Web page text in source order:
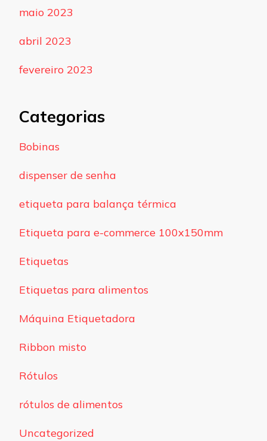
maio 2023
abril 2023
fevereiro 2023
Categorias
Bobinas
dispenser de senha
etiqueta para balança térmica
Etiqueta para e-commerce 100x150mm
Etiquetas
Etiquetas para alimentos
Máquina Etiquetadora
Ribbon misto
Rótulos
rótulos de alimentos
Uncategorized